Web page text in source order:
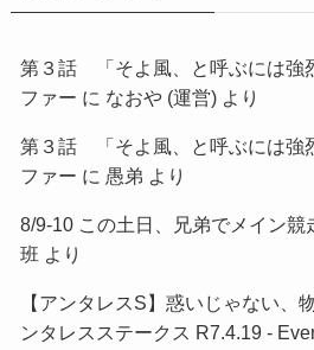
第３話 「そよ風、と呼ぶには強
ファー に なおや (運営)より
第３話 「そよ風、と呼ぶには強
ファー に 愚弟 より
8/9-10 この土日、兄弟でメイン競
班 より
【アンタレスS】惑いじゃない、
ンタレスステークス R7.4.19 -